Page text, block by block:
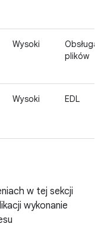
Wysoki
Obsługa
plików
Wysoki EDL
w tej sekcji
wykonanie